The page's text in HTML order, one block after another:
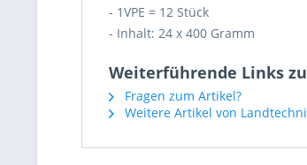
- 1VPE = 12 Stück
- Inhalt: 24 x 400 Gramm
Weiterführende Links
Fragen zum Artikel?
Weitere Artikel von